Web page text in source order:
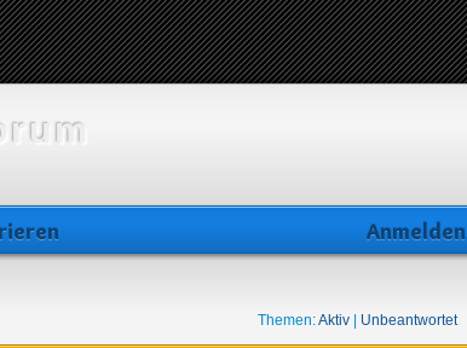
Anmelden
Themen:Aktiv Unbeantwortet